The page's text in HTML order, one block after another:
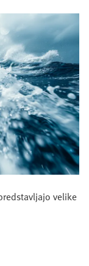
velike